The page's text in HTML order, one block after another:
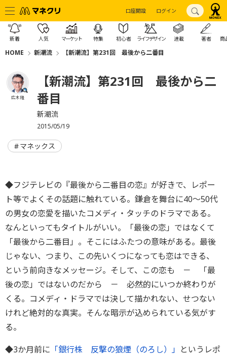
口座開設 ログイン
新着 人気 マーケット 特集 初心者 ライフデザイン 連載 著者 商
HOME 新潮流 【新潮流】第231回 最後から二番目
広木 隆
【新潮流】第231回 最後から二
番目
新潮流
2015/05/19
マネックス
◆フジテレビの『最後から二番目の恋』が好きで、レポー
ト等でよくその話題に触れている。鎌倉を舞台に40～50代
の男女の恋愛を描いたコメディ・タッチのドラマである。
なんといってもタイトルがいい。「最後の恋」ではなくて
「最後から二番目」。そこにはふたつの意味がある。最後
じゃない、つまり、この先いくつになっても恋はできる、
という前向きなメッセージ。そして、この恋も － 「最
後の恋」ではないのだから － 必然的にいつか終わりが
くる。コメディ・ドラマでは決して描かれない、せつない
けれど絶対的な真実。そんな暗示が込められている気がす
る。
◆3か月前に 「銀行株 反撃の狼煙（のろし）」 というレポ